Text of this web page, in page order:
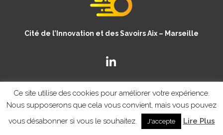
Cité de l’Innovation et des Savoirs Aix – Marseille
© Copyright CISAM 2020- MENTIONS LEGALES
Ce site utilise des cookies pour améliorer votre expérience.
Nous supposerons que cela vous convient, mais vous pouvez
vous désabonner si vous le souhaitez.
J'accepte Lire Plus